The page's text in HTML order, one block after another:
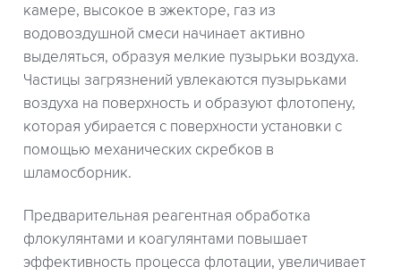
камере, высокое в эжекторе, газ из
водовоздушной смеси начинает активно
выделяться, образуя мелкие пузырьки воздуха.
Частицы загрязнений увлекаются пузырьками
воздуха на поверхность и образуют флотопену,
которая убирается с поверхности установки с
помощью механических скребков в
шламосборник.
Предварительная реагентная обработка
флокулянтами и коагулянтами повышает
эффективность процесса флотации, увеличивает